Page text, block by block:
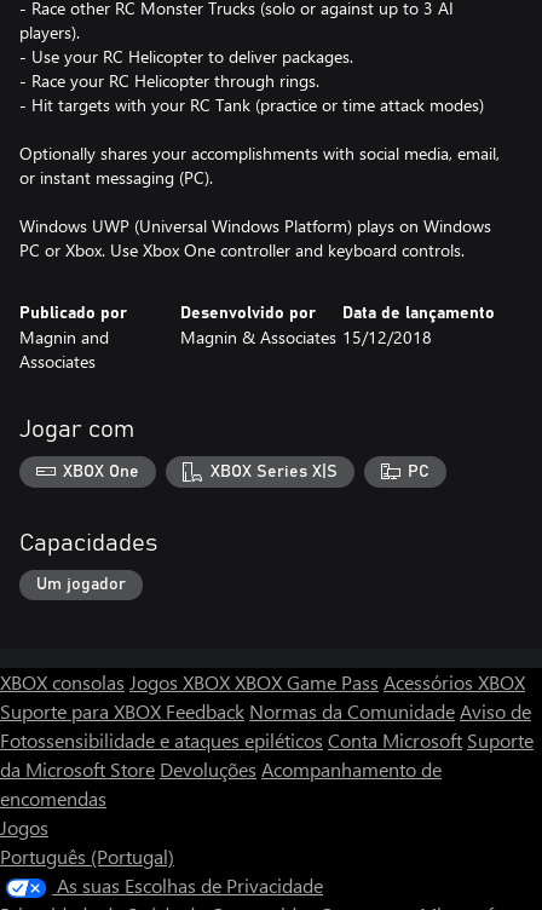
- Race other RC Monster Trucks (solo or against up to 3 AI
players).
- Use your RC Helicopter to deliver packages.
- Race your RC Helicopter through rings.
- Hit targets with your RC Tank (practice or time attack modes)
Optionally shares your accomplishments with social media, email,
or instant messaging (PC).
Windows UWP (Universal Windows Platform) plays on Windows
PC or Xbox. Use Xbox One controller and keyboard controls.
Publicado por
Magnin and
Associates
Desenvolvido por
Magnin & Associates
Data de lançamento
15/12/2018
Jogar com
XBOX One XBOX Series X|S PC
Capacidades
Um jogador
XBOX consolas Jogos XBOXXBOX Game Pass Acessórios XBOX
Suporte para XBOX Feedback Normas da ComunidadeAviso de
Fotossensibilidade e ataques epiléticos Conta Microsoft Suporte
da Microsoft Store Devoluções Acompanhamento de
encomendas
Jogos
Português (Portugal)
As suas Escolhas de Privacidade